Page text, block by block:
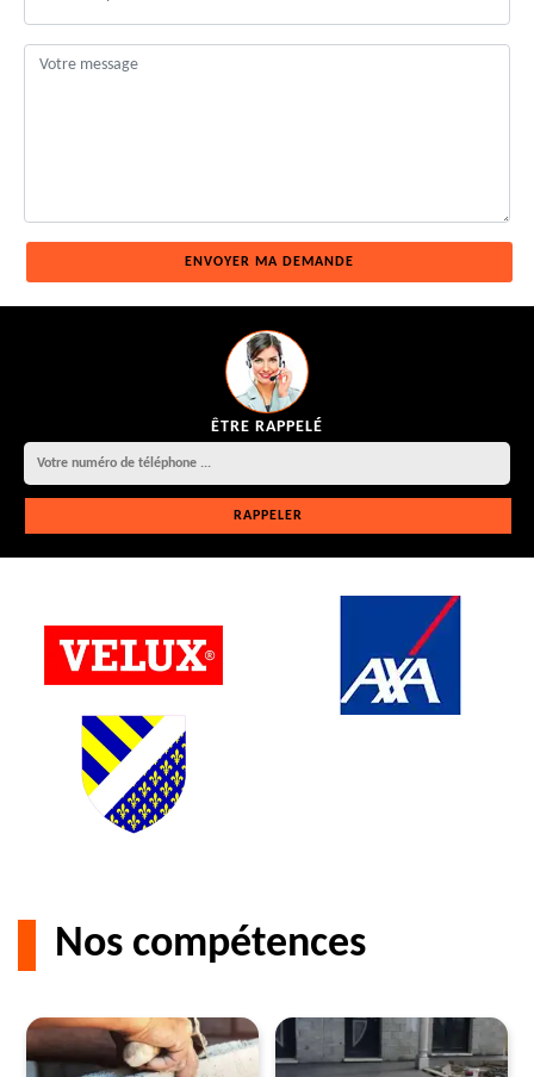
ÊTRE RAPPELÉ
Nos compétences